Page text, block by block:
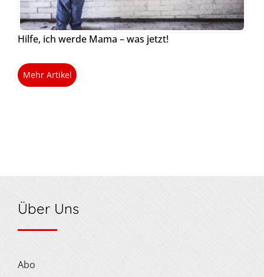
Hilfe, ich werde Mama – was jetzt!
Mehr Artikel
Über Uns
Abo